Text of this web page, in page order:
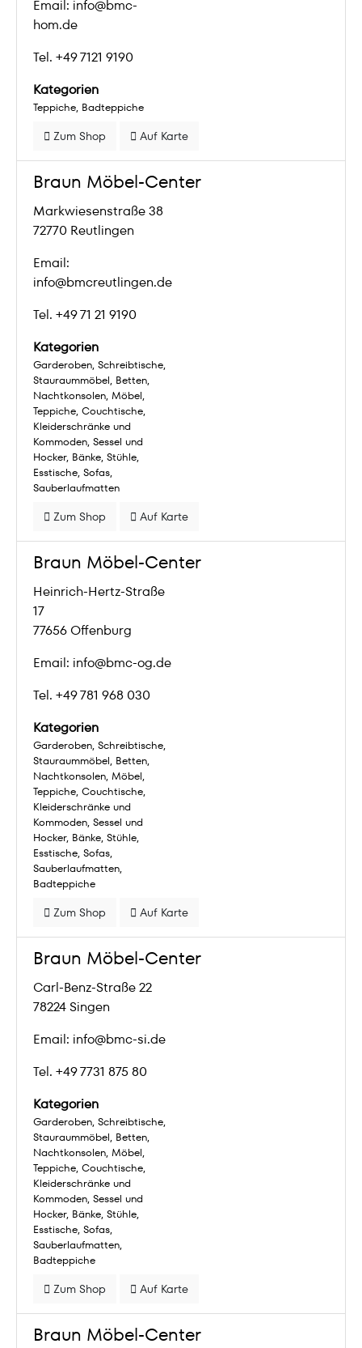
Email: info@bmc-
hom.de
Tel. +49 7121 9190
Kategorien
Teppiche Badteppiche
Zum Shop Auf Karte
Braun Möbel-Center
Markwiesenstraße 38
72770 Reutlingen
Email:
info@bmcreutlingen.de
Tel. +49 71 21 9190
Kategorien
Garderoben Schreibtische
Stauraummöbel Betten
Nachtkonsolen Möbel
Teppiche Couchtische
Kleiderschränke und
Kommoden Sessel und
Hocker Bänke Stühle
Esstische Sofas
Sauberlaufmatten
Zum Shop Auf Karte
Braun Möbel-Center
Heinrich-Hertz-Straße
17
77656 Offenburg
Email: info@bmc-og.de
Tel. +49 781 968 030
Kategorien
Garderoben Schreibtische
Stauraummöbel Betten
Nachtkonsolen Möbel
Teppiche Couchtische
Kleiderschränke und
Kommoden Sessel und
Hocker Bänke Stühle
Esstische Sofas
Sauberlaufmatten
Badteppiche
Zum Shop Auf Karte
Braun Möbel-Center
Carl-Benz-Straße 22
78224 Singen
Email: info@bmc-si.de
Tel. +49 7731 875 80
Kategorien
Garderoben Schreibtische
Stauraummöbel Betten
Nachtkonsolen Möbel
Teppiche Couchtische
Kleiderschränke und
Kommoden Sessel und
Hocker Bänke Stühle
Esstische Sofas
Sauberlaufmatten
Badteppiche
Zum Shop Auf Karte
Braun Möbel-Center